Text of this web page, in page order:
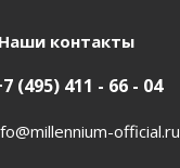
Наши контакты
(495) 411 - 66 - 04
official.ru